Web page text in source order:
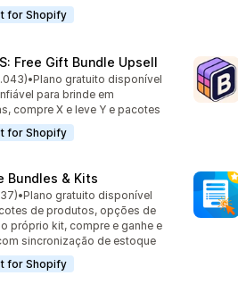
for Shopify
Free Gift Bundle Upsell
estrelas
ao todo
•Plano gratuito disponível
para brinde em
compre X e leve Y e pacotes
for Shopify
Bundles & Kits
estrelas
ao todo
•Plano gratuito disponível
de produtos, opções de
próprio kit, compre e ganhe e
sincronização de estoque
for Shopify